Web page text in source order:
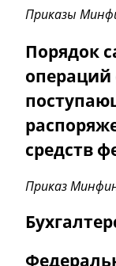
Приказы
Порядок
операций
средств
Приказ